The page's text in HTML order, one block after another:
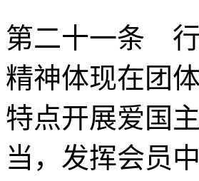
第二十一条 行
精神体现在团
特点开展爱国
当，发挥会员